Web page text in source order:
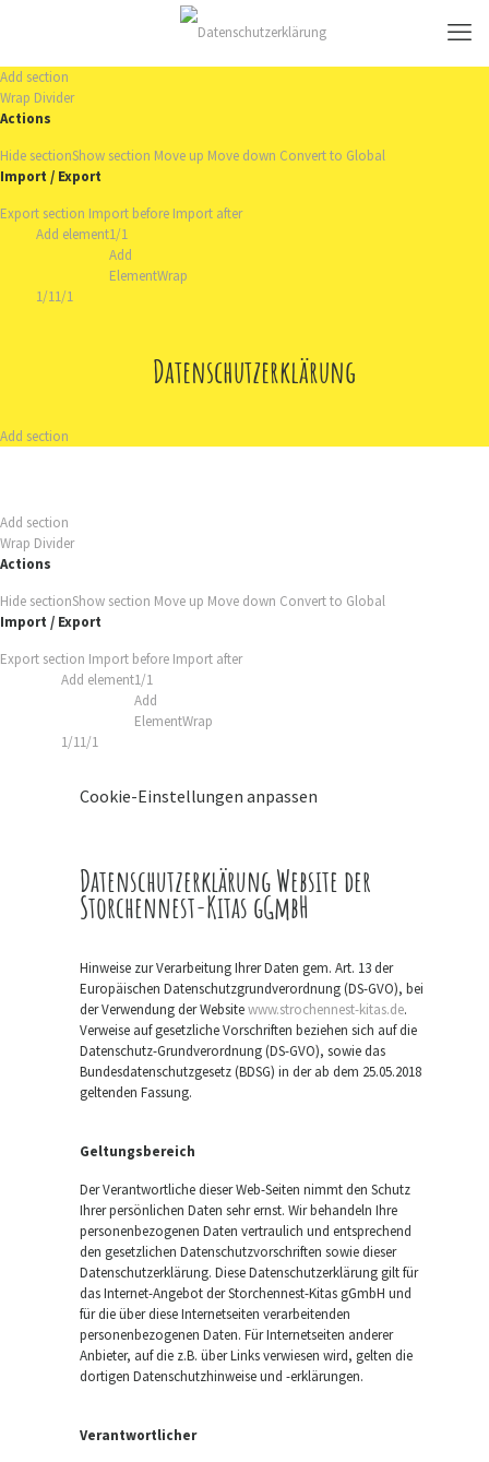
Add section
Wrap Divider
Actions
Hide sectionShow section Move up Move down Convert to Global
Import / Export
Export section Import before Import after
Add element1/1
Add
ElementWrap
1/11/1
Datenschutzerklärung
Add section
Add section
Wrap Divider
Actions
Hide sectionShow section Move up Move down Convert to Global
Import / Export
Export section Import before Import after
Add element1/1
Add
ElementWrap
1/11/1
Cookie-Einstellungen anpassen
Datenschutzerklärung Website der
Storchennest-Kitas gGmbH
Hinweise zur Verarbeitung Ihrer Daten gem. Art. 13 der
Europäischen Datenschutzgrundverordnung (DS-GVO), bei
der Verwendung der Websitewww.strochennest-kitas.de.
Verweise auf gesetzliche Vorschriften beziehen sich auf die
Datenschutz-Grundverordnung (DS-GVO), sowie das
Bundesdatenschutzgesetz (BDSG) in der ab dem 25.05.2018
geltenden Fassung.
Geltungsbereich
Der Verantwortliche dieser Web-Seiten nimmt den Schutz
Ihrer persönlichen Daten sehr ernst. Wir behandeln Ihre
personenbezogenen Daten vertraulich und entsprechend
den gesetzlichen Datenschutzvorschriften sowie dieser
Datenschutzerklärung. Diese Datenschutzerklärung gilt für
das Internet-Angebot der Storchennest-Kitas gGmbH und
für die über diese Internetseiten verarbeitenden
personenbezogenen Daten. Für Internetseiten anderer
Anbieter, auf die z.B. über Links verwiesen wird, gelten die
dortigen Datenschutzhinweise und -erklärungen.
Verantwortlicher